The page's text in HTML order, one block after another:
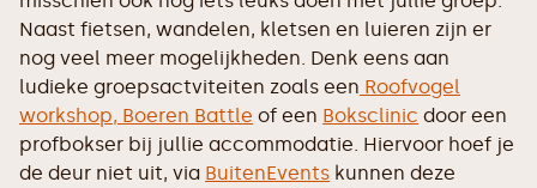
Naast fietsen, wandelen, kletsen en luieren zijn er
nog veel meer mogelijkheden. Denk eens aan
ludieke groepsactviteiten zoals een Roofvogel
workshop, Boeren Battle of een Boksclinic door een
profbokser bij jullie accommodatie. Hiervoor hoef je
de deur niet uit, via BuitenEvents kunnen deze